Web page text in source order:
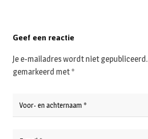
Geef een reactie
Je e-mailadres wordt niet gepubliceerd.
gemarkeerd met *